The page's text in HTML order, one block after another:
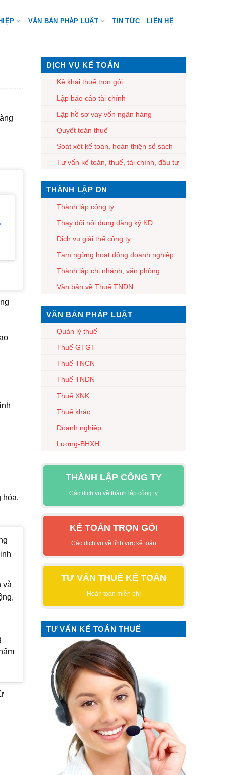
VĂN BẢN PHÁP LUẬT TIN TỨC LIÊN HỆ
hóa,
và
DỊCH VỤ KẾ TOÁN
Kê khai thuế trọn gói
Lập báo cáo tài chính
Lập hồ sơ vay vốn ngân hàng
Quyết toán thuế
Soát xét kế toán, hoàn thiện sổ sách
Tư vấn kế toán, thuế, tài chính, đầu tư
THÀNH LẬP DN
Thành lập công ty
Thay đổi nội dung đăng ký KD
Dịch vụ giải thể công ty
Tạm ngừng hoạt động doanh nghiệp
Thành lập chi nhánh, văn phòng
Văn bản về Thuế TNDN
VĂN BẢN PHÁP LUẬT
Quản lý thuế
Thuế GTGT
Thuế TNCN
Thuế TNDN
Thuế XNK
Thuế khác
Doanh nghiệp
Lương-BHXH
THÀNH LẬP CÔNG TY
Các dịch vụ về thành lập công ty
KẾ TOÁN TRỌN GÓI
Các dịch vụ về lĩnh vực kế toán
TƯ VẤN THUẾ KẾ TOÁN
Hoàn toàn miễn phí
TƯ VẤN KẾ TOÁN THUẾ